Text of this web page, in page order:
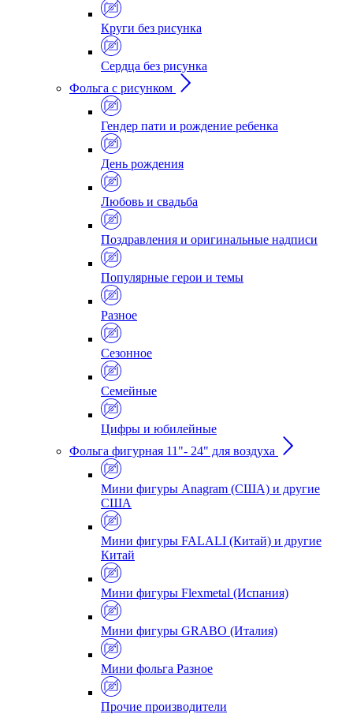
Круги без рисунка
Сердца без рисунка
Фольга с рисунком
Гендер пати и рождение ребенка
День рождения
Любовь и свадьба
Поздравления и оригинальные надписи
Популярные герои и темы
Разное
Сезонное
Семейные
Цифры и юбилейные
Фольга фигурная 11"- 24" для воздуха
Мини фигуры Anagram (США) и другие
США
Мини фигуры FALALI (Китай) и другие
Китай
Мини фигуры Flexmetal (Испания)
Мини фигуры GRABO (Италия)
Мини фольга Разное
Прочие производители